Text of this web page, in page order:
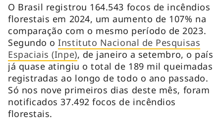
O Brasil registrou 164.543 focos de incêndios
florestais em 2024, um aumento de 107% na
comparação com o mesmo período de 2023.
Segundo oInstituto Nacional de Pesquisas
Espaciais (Inpe), de janeiro a setembro, o país
já quase atingiu o total de 189 mil queimadas
registradas ao longo de todo o ano passado.
Só nos nove primeiros dias deste mês, foram
notificados 37.492 focos de incêndios
florestais.